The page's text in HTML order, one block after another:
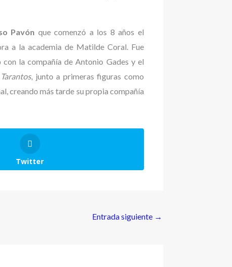
Pavón que comenzó a los 8 años el
a la academia de Matilde Coral. Fue
con la compañía de Antonio Gades y el
, junto a primeras figuras como
creando más tarde su propia compañía
Twitter
Entrada siguiente →